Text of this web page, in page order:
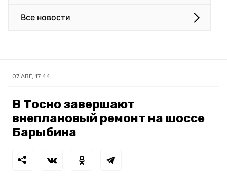
Все новости
07 АВГ, 17:44
В Тосно завершают
внеплановый ремонт на шоссе
Барыбина